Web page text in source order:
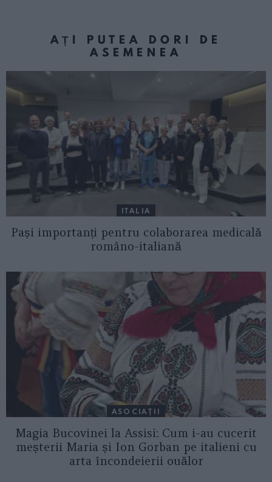
AȚI PUTEA DORI DE
ASEMENEA
ITALIA
Pași importanți pentru colaborarea medicală
româno-italiană
ASOCIAŢII
Magia Bucovinei la Assisi: Cum i-au cucerit
meșterii Maria și Ion Gorban pe italieni cu
arta încondeierii ouălor